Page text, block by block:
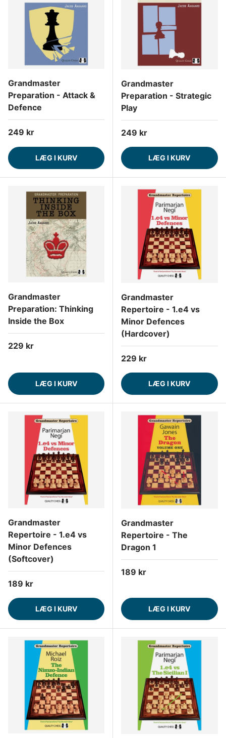
Grandmaster
Preparation - Attack &
Defence
Normalpris
249 kr
LÆG I KURV
Grandmaster
Preparation - Strategic
Play
Normalpris
249 kr
LÆG I KURV
Grandmaster
Preparation: Thinking
Inside the Box
Normalpris
229 kr
LÆG I KURV
Grandmaster
Repertoire - 1.e4 vs
Minor Defences
(Hardcover)
Normalpris
229 kr
LÆG I KURV
Grandmaster
Repertoire - 1.e4 vs
Minor Defences
(Softcover)
Normalpris
189 kr
LÆG I KURV
Grandmaster
Repertoire - The
Dragon 1
Normalpris
189 kr
LÆG I KURV